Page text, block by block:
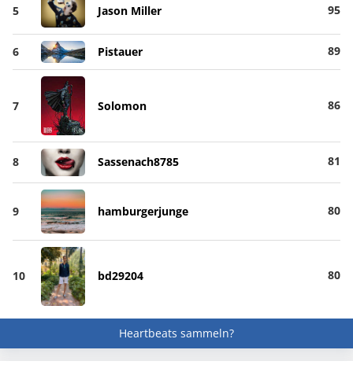
5 Jason Miller 95
6 Pistauer 89
7 Solomon 86
8 Sassenach8785 81
9 hamburgerjunge 80
10 bd29204 80
Heartbeats sammeln?